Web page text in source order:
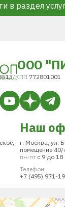
в раздел
ООО
/КПП 772801001
Наш
г. Москва, ул.
помещение 40/
пн-пт с 9 до 18
Телефон:
+7 (495) 971-